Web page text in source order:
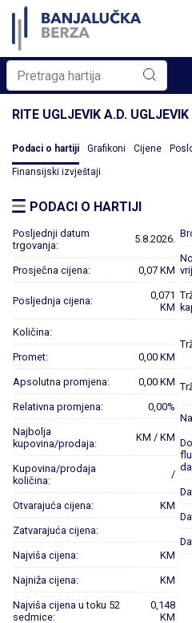
RITE UGLJEVIK A.D. UGLJEVIK
Podaci o hartiji Grafikoni Cijene
Finansijski izvještaji
PODACI O HARTIJI
Posljednji datum
trgovanja:
5.8.2026.
Prosječna cijena: 0,07 KM
Posljednja cijena:
0,071
KM
Količina:
Promet: 0,00 KM
Apsolutna promjena: 0,00 KM
Relativna promjena: 0,00%
Najbolja
kupovina/prodaja:
KM / KM
Kupovina/prodaja
količina:
/
Otvarajuća cijena: KM
Zatvarajuća cijena:
Najviša cijena: KM
Najniža cijena: KM
Najviša cijena u toku 52
sedmice:
0,148
KM